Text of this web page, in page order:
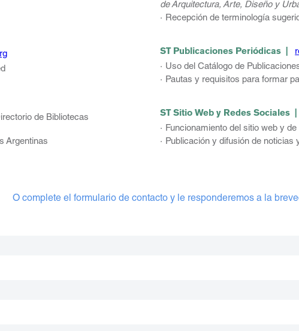
de Bibliotecas
Argentinas
de Arquitectura, Arte, Diseño y
Recepción de terminología
ST Publicaciones Periódicas |
Uso del Catálogo de
Pautas y requisitos para formar
ST Sitio Web y Redes Sociales
Funcionamiento del sitio web y
Publicación y difusión de noticias
O complete el formulario de contacto y le responderemos a la